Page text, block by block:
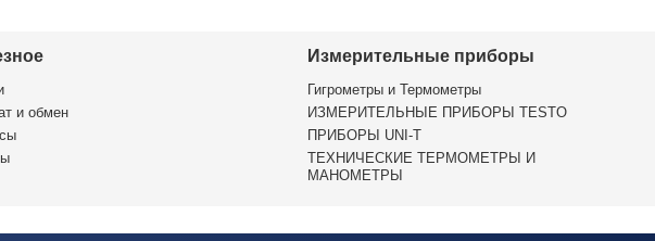
и обмен
Измерительные приборы
Гигрометры и Термометры
ИЗМЕРИТЕЛЬНЫЕ ПРИБОРЫ TESTO
ПРИБОРЫ UNI-T
ТЕХНИЧЕСКИЕ ТЕРМОМЕТРЫ И
МАНОМЕТРЫ